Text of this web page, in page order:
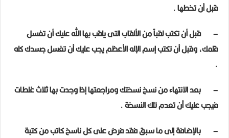
قبل أن تخطها.
–قبل أن تكتب لقباً منالألقاب التى يلقب بها الله عليك أن تغسل
قلمك، وقبل أن تكتب إسم الإله الأعظم يجب عليك أنتغسل جسدك كله
.
–بعد الانتهاء من نسخ نسختك ومراجعتها إذاوجدت بها ثلاث غلطات
فيجب عليك أن تعدم تلك النسخة.
–بالإضافة إلى ما سبق فقد فرض على كل ناسخ كاتب من كتبة